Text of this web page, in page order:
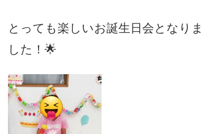
とっても楽しいお誕生日会となりま
した！🌟